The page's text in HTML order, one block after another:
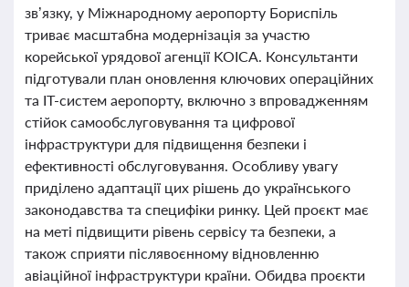
зв’язку, у Міжнародному аеропорту Бориспіль
триває масштабна модернізація за участю
корейської урядової агенції KOICA. Консультанти
підготували план оновлення ключових операційних
та ІТ-систем аеропорту, включно з впровадженням
стійок самообслуговування та цифрової
інфраструктури для підвищення безпеки і
ефективності обслуговування. Особливу увагу
приділено адаптації цих рішень до українського
законодавства та специфіки ринку. Цей проєкт має
на меті підвищити рівень сервісу та безпеки, а
також сприяти післявоєнному відновленню
авіаційної інфраструктури країни. Обидва проєкти